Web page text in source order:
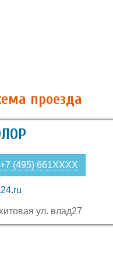
проезда
+7 (495) 661XXXX
ул. влад27